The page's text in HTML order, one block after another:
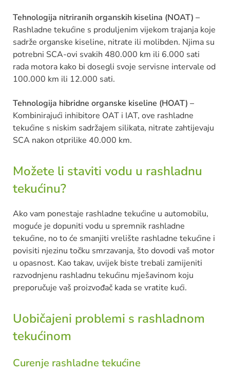
Tehnologija nitriranih organskih kiselina (NOAT) –
Rashladne tekućine s produljenim vijekom trajanja koje
sadrže organske kiseline, nitrate ili molibden. Njima su
potrebni SCA-ovi svakih 480.000 km ili 6.000 sati
rada motora kako bi dosegli svoje servisne intervale od
100.000 km ili 12.000 sati.
Tehnologija hibridne organske kiseline (HOAT) –
Kombinirajući inhibitore OAT i IAT, ove rashladne
tekućine s niskim sadržajem silikata, nitrate zahtijevaju
SCA nakon otprilike 40.000 km.
Možete li staviti vodu u rashladnu
tekućinu?
Ako vam ponestaje rashladne tekućine u automobilu,
moguće je dopuniti vodu u spremnik rashladne
tekućine, no to će smanjiti vrelište rashladne tekućine i
povisiti njezinu točku smrzavanja, što dovodi vaš motor
u opasnost. Kao takav, uvijek biste trebali zamijeniti
razvodnjenu rashladnu tekućinu mješavinom koju
preporučuje vaš proizvođač kada se vratite kući.
Uobičajeni problemi s rashladnom
tekućinom
Curenje rashladne tekućine